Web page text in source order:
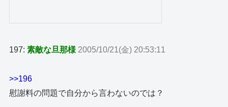
197:素敵な旦那様 2005/10/21(金) 20:53:11
>>196
慰謝料の問題で自分から言わないのでは？